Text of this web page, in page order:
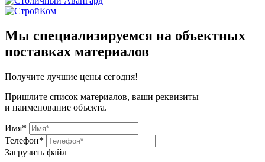
Мы специализируемся на объектных
поставках материалов
Получите лучшие цены сегодня!
Пришлите список материалов, ваши реквизиты
и наименование объекта.
Имя*
Телефон*
Загрузить файл